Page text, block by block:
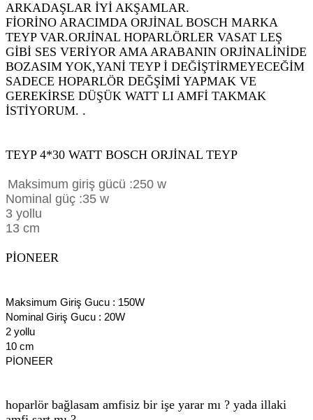
ARKADAŞLAR İYİ AKŞAMLAR.
FİORİNO ARACIMDA ORJİNAL BOSCH MARKA
TEYP VAR.ORJİNAL HOPARLÖRLER VASAT LEŞ
GİBİ SES VERİYOR AMA ARABANIN ORJİNALİNİDE
BOZASIM YOK,YANİ TEYP İ DEĞİŞTİRMEYECEĞİM
SADECE HOPARLÖR DEĞŞİMİ YAPMAK VE
GEREKİRSE DÜŞÜK WATT LI AMFİ TAKMAK
İSTİYORUM. .
TEYP 4*30 WATT BOSCH ORJİNAL TEYP
Maksimum giriş gücü :250 w
Nominal güç :35 w
3 yollu
13 cm
PİONEER
Maksimum Giriş Gucu : 150W
Nominal Giriş Gucu : 20W
2 yollu
10 cm
PİONEER
hoparlör bağlasam amfisiz bir işe yarar mı ? yada illaki